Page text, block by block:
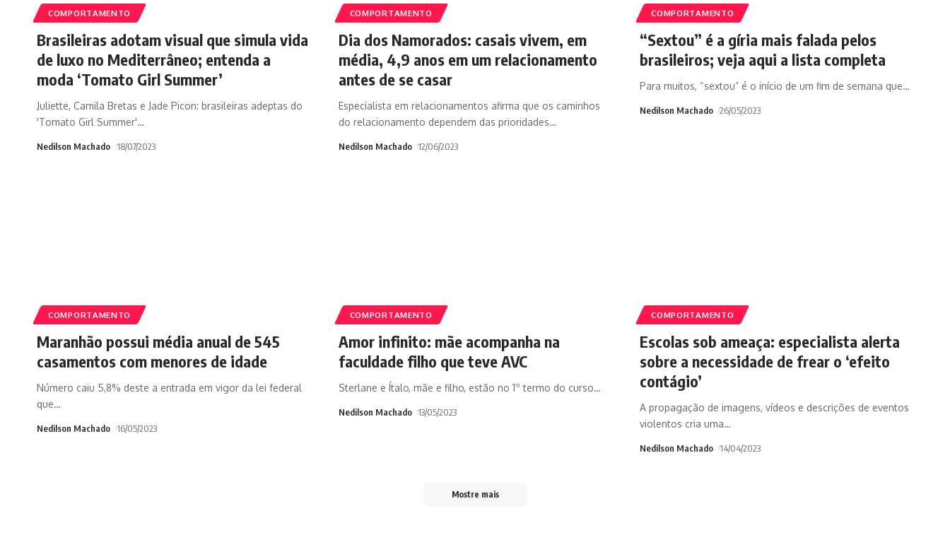
COMPORTAMENTO
Brasileiras adotam visual que simula vida
de luxo no Mediterrâneo; entenda a
moda ‘Tomato Girl Summer’
Juliette, Camila Bretas e Jade Picon: brasileiras adeptas do
'Tomato Girl Summer'…
Nedilson Machado 18/07/2023
COMPORTAMENTO
Dia dos Namorados: casais vivem, em
média, 4,9 anos em um relacionamento
antes de se casar
Especialista em relacionamentos afirma que os caminhos
do relacionamento dependem das prioridades…
Nedilson Machado 12/06/2023
COMPORTAMENTO
“Sextou” é a gíria mais falada pelos
brasileiros; veja aqui a lista completa
Para muitos, “sextou” é o início de um fim de semana que…
Nedilson Machado 26/05/2023
COMPORTAMENTO
Maranhão possui média anual de 545
casamentos com menores de idade
Número caiu 5,8% deste a entrada em vigor da lei federal
que…
Nedilson Machado 16/05/2023
COMPORTAMENTO
Amor infinito: mãe acompanha na
faculdade filho que teve AVC
Sterlane e Ítalo, mãe e filho, estão no 1º termo do curso…
Nedilson Machado 13/05/2023
COMPORTAMENTO
Escolas sob ameaça: especialista alerta
sobre a necessidade de frear o ‘efeito
contágio’
A propagação de imagens, vídeos e descrições de eventos
violentos cria uma…
Nedilson Machado 14/04/2023
Mostre mais